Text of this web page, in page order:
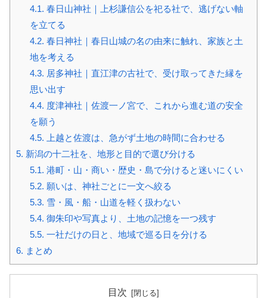
4.1. 春日山神社｜上杉謙信公を祀る社で、逃げない軸
を立てる
4.2. 春日神社｜春日山城の名の由来に触れ、家族と土
地を考える
4.3. 居多神社｜直江津の古社で、受け取ってきた縁を
思い出す
4.4. 度津神社｜佐渡一ノ宮で、これから進む道の安全
を願う
4.5. 上越と佐渡は、急がず土地の時間に合わせる
5. 新潟の十二社を、地形と目的で選び分ける
5.1. 港町・山・商い・歴史・島で分けると迷いにくい
5.2. 願いは、神社ごとに一文へ絞る
5.3. 雪・風・船・山道を軽く扱わない
5.4. 御朱印や写真より、土地の記憶を一つ残す
5.5. 一社だけの日と、地域で巡る日を分ける
6. まとめ
目次